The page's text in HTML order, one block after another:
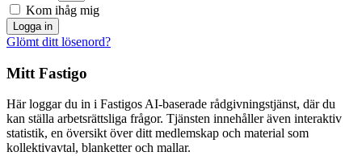
Kom ihåg mig
Logga in
Glömt ditt lösenord?
Mitt Fastigo
Här loggar du in i Fastigos AI-baserade rådgivningstjänst, där du
kan ställa arbetsrättsliga frågor. Tjänsten innehåller även interaktiv
statistik, en översikt över ditt medlemskap och material som
kollektivavtal, blanketter och mallar.